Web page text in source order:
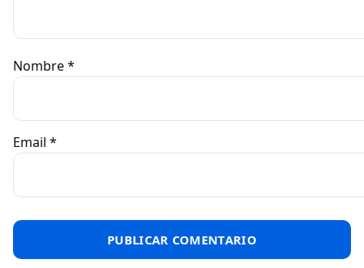
Nombre*
Email *